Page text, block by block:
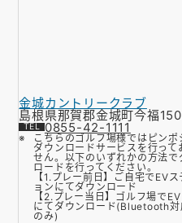
金城カントリークラブ
島根県那賀郡金城町今福
0855-42-1111
こちらのゴルフ場様ではピンポ
ダウンロードサービスを行って
せん。以下のいずれかの方法で
ロードを行ってください。
【1.プレー前日】ご自宅でEVス
ョンにてダウンロード
【2.プレー当日】ゴルフ場で
にてダウンロード(Bluetooth対
のみ)